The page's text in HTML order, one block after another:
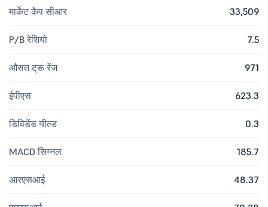
मार्केट कैप सीआर 33,509
P/B रेशियो 7.5
औसत ट्रू रेंज 971
ईपीएस 623.3
डिविडेंड यील्ड 0.3
MACD सिग्नल 185.7
आरएसआई 48.37